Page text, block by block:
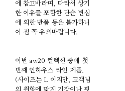
에 참고바라며, 따라서 상기
한 이유를 포함한 단순 변심
에 의한 반품 등은 불가하니
이 점 꼭 유의바랍니다.
이번 aw20 컬렉션 중에 첫
번째 인하우스 라인 제품.
(사이즈는 L 이지만, 고객님